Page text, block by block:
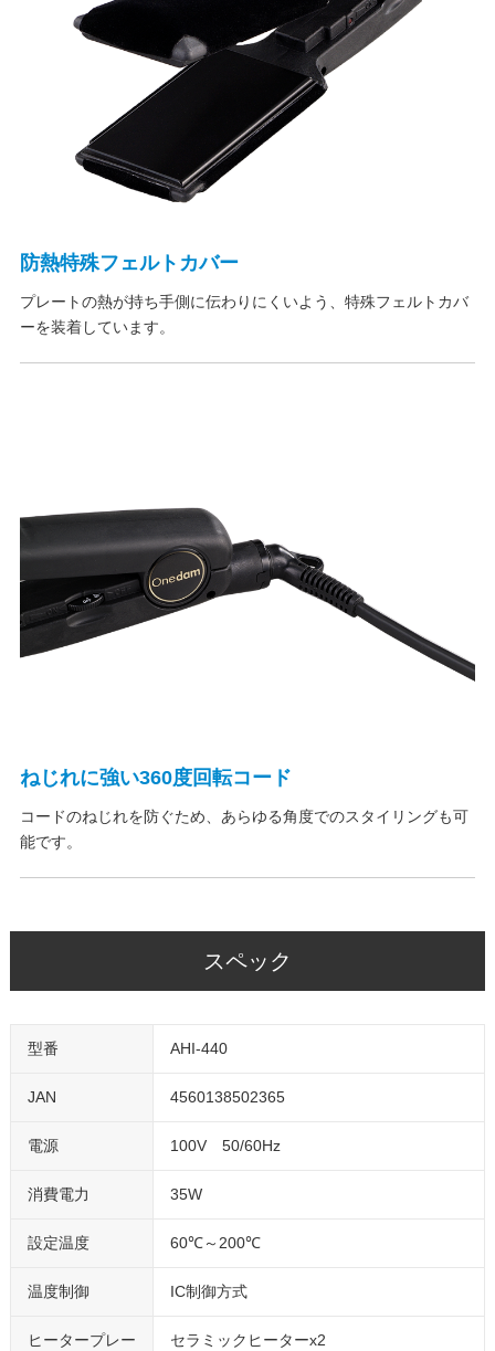
防熱特殊フェルトカバー
プレートの熱が持ち手側に伝わりにくいよう、特殊フェルトカバ
ーを装着しています。
ねじれに強い360度回転コード
コードのねじれを防ぐため、あらゆる角度でのスタイリングも可
能です。
スペック
型番 AHI-440
JAN 4560138502365
電源 100V 50/60Hz
消費電力 35W
設定温度 60℃～200℃
温度制御 IC制御方式
ヒータープレー
セラミックヒーターx2